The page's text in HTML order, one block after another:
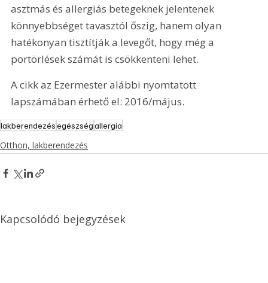
asztmás és allergiás betegeknek jelentenek
könnyebbséget tavasztól őszig, hanem olyan
hatékonyan tisztítják a levegőt, hogy még a
portörlések számát is csökkenteni lehet.
A cikk az Ezermester alábbi nyomtatott
lapszámában érhető el: 2016/május.
lakberendezésegészségallergia
Otthon, lakberendezés
Kapcsolódó bejegyzések